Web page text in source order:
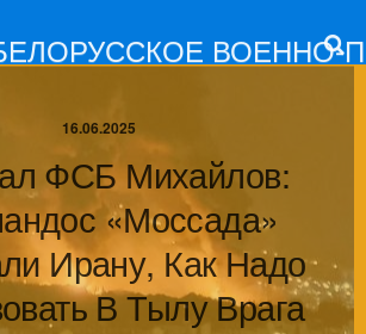
ВОЕННО-
16.06.2025
ФСБ Михайлов:
«Моссада»
Ирану, Как Надо
В Тылу Врага